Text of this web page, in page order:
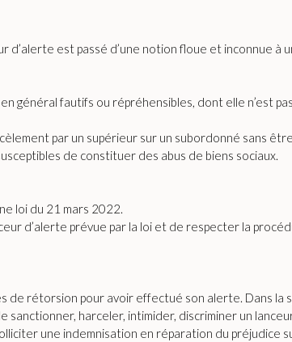
d’alerte est passé d’une notion floue et inconnue à
général fautifs ou répréhensibles, dont elle n’est
par un supérieur sur un subordonné sans
de constituer des abus de biens sociaux.
loi du 21 mars 2022.
d’alerte prévue par la loi et de respecter la
de rétorsion pour avoir effectué son alerte. Dans
harceler, intimider, discriminer un
une indemnisation en réparation du préjudice